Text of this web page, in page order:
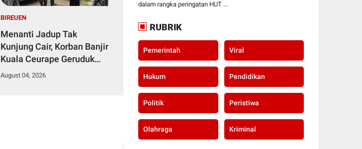
BIREUEN
Menanti Jadup Tak
Kunjung Cair, Korban Banjir
Kuala Ceurape Geruduk
BPBD Bireuen: "Kami
August 04, 2026
dalam rangka peringatan HUT ...
RUBRIK
Pemerintah Viral
Hukum Pendidikan
Politik Peristiwa
Olahraga Kriminal